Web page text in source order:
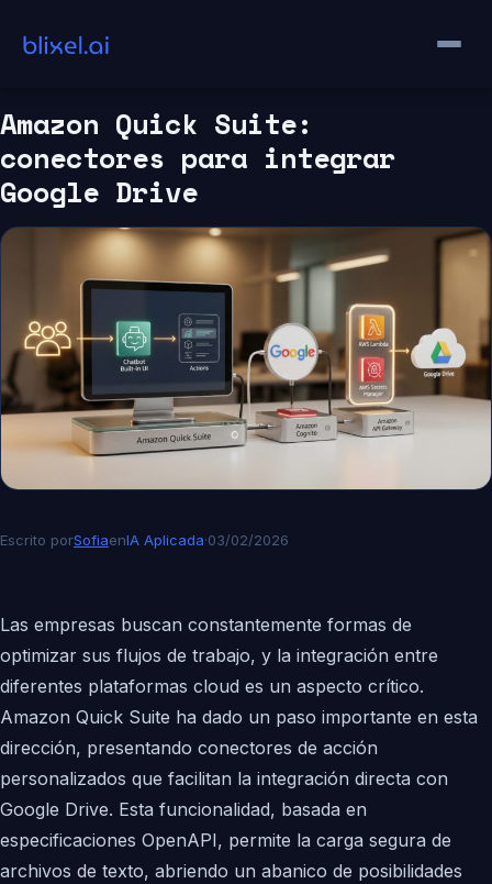
contenido
Amazon Quick Suite:
conectores para integrar
Google Drive
Escrito porSofiaenIA Aplicada·03/02/2026
Las empresas buscan constantemente formas de
optimizar sus flujos de trabajo, y la integración entre
diferentes plataformas cloud es un aspecto crítico.
Amazon Quick Suite ha dado un paso importante en esta
dirección, presentando conectores de acción
personalizados que facilitan la integración directa con
Google Drive. Esta funcionalidad, basada en
especificaciones OpenAPI, permite la carga segura de
archivos de texto, abriendo un abanico de posibilidades